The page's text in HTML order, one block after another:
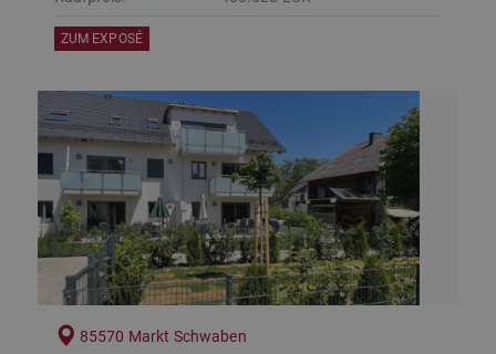
ZUM EXPOSÉ
85570 Markt Schwaben